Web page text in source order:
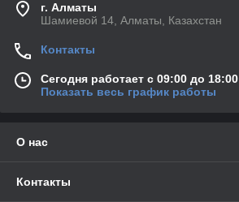
г. Алматы
Шамиевой 14, Алматы, Казахстан
Контакты
Сегодня работает с 09:00 до 18:00
Показать весь график работы
О нас
Контакты